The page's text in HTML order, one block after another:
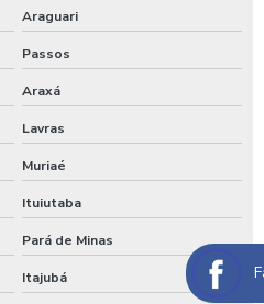
carros
a vapor
Araguari
Passos
Araxá
Lavras
Muriaé
Ituiutaba
Pará de Minas
Itajubá